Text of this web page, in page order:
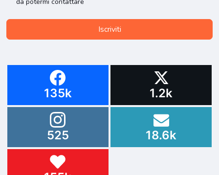
Iscriviti
135k 1.2k
525 18.6k